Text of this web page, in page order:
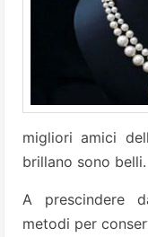
migliori amici
brillano sono belli.
A prescindere
metodi per